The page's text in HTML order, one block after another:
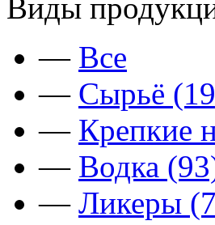
Виды
— Все
— Сырьё
— Крепкие
— Водка
— Ликеры